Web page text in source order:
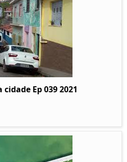
Ep 039 2021